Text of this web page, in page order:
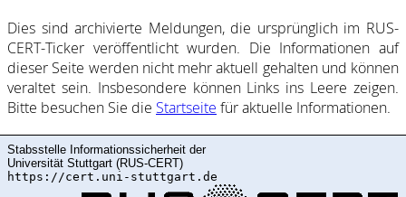
Dies sind ar­chi­vie­rte Mel­dung­en, die ur­sprüng­lich im RUS-
CERT-Ticker ver­öf­fent­licht wur­den. Die In­for­ma­ti­on­en auf
dieser Sei­te wer­den nicht mehr ak­tu­ell ge­halte­n und kön­nen
ver­al­tet sein. Ins­be­son­de­re kön­nen Links ins Lee­re zei­gen.
Bitte be­such­en Sie die Start­sei­te für ak­tu­elle In­for­ma­ti­on­en.
Stabsstelle Informationssicherheit der
Universität Stuttgart (RUS-CERT)
https://cert.uni-stuttgart.de